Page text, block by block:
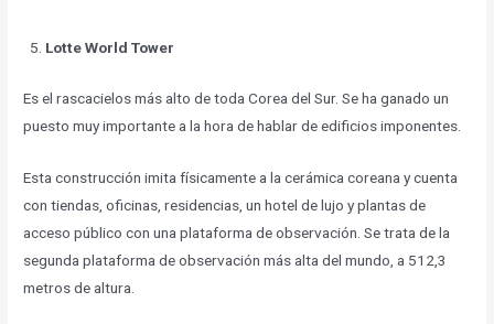
Lotte World Tower
Es el rascacielos más alto de toda Corea del Sur. Se ha ganado un
puesto muy importante a la hora de hablar de edificios imponentes.
Esta construcción imita físicamente a la cerámica coreana y cuenta
con tiendas, oficinas, residencias, un hotel de lujo y plantas de
acceso público con una plataforma de observación. Se trata de la
segunda plataforma de observación más alta del mundo, a 512,3
metros de altura.